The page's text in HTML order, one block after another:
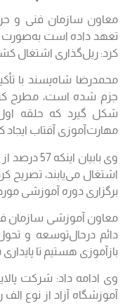
معاون سازمان فنی و
تعهد داده است به‌صورت
کرد: ریل‌گذاری اشتغال
محمدرضا شاه‌پسند با
جزم شده است، مطرح
شکل گیرد که حلقه
مهارت‌آموزی آفتاب
وی بابیان
اشتغال می‌یابند، تصریح
برگزاری دوره آموزشی
معاون آموزشی سازمان
دائم درحال‌توسعه و
بازآموزی هستیم تا
وی ادامه داد: شرکت
آموزشگاه آزاد از نوع الف